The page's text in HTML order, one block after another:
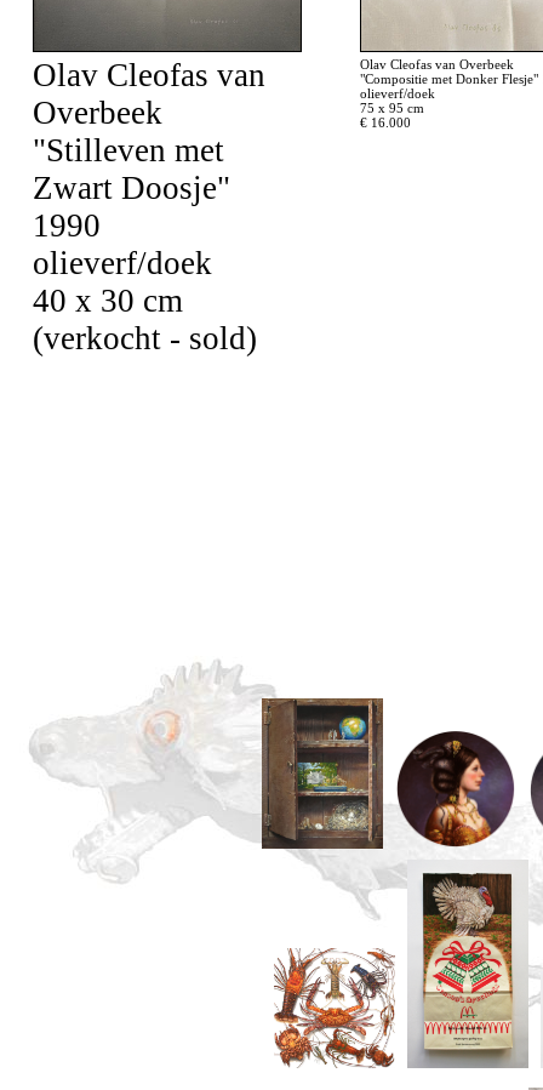
Olav Cleofas van
Overbeek
"Stilleven met
Zwart Doosje"
1990
olieverf/doek
40 x 30 cm
(verkocht - sold)
Olav Cleofas van Overbeek
"Compositie met Donker Flesje"
olieverf/doek
75 x 95 cm
€ 16.000